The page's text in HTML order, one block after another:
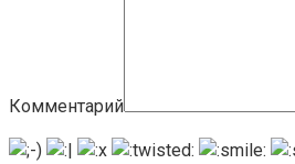
Комментарий